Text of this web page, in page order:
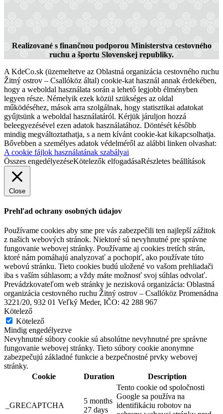
99 km,Városnézés
Realizované s finančnou podporou Ministerstva cestovného
ruchu a športu Slovenskej republiky.
A KdeCo.sk (üzemeltetve az Oblastná organizácia cestovného ruchu
Žitný ostrov – Csallóköz által) cookie-kat használ annak érdekében,
hogy a weboldal használata során a lehető legjobb élményben
legyen része. Némelyik ezek közül szükséges az oldal
működéséhez, mások arra szolgálnak, hogy statisztikai adatokat
gyűjtsünk a weboldal használatáról. Kérjük járuljon hozzá
beleegyezésével ezen adatok használatához. Döntését később
mindig megváltoztathatja, s a nem kívánt cookie-kat kikapcsolhatja.
Bővebben a személyes adatok védelméről az alábbi linken olvashat:
A cookie fájlok használatának szabályai
Összes engedélyezéseKötelezők elfogadásaRészletes beállítások
Close
Prehľad ochrany osobných údajov
Používame cookies aby sme pre vás zabezpečili ten najlepší zážitok
z našich webových stránok. Niektoré sú nevyhnutné pre správne
fungovanie webovej stránky. Používame aj cookies tretích strán,
ktoré nám pomáhajú analyzovať a pochopiť, ako používate túto
webovú stránku. Tieto cookies budú uložené vo vašom prehliadači
iba s vaším súhlasom; a vždy máte možnosť svoj súhlas odvolať.
Prevádzkovateľom web stránky je nezisková organizácia: Oblastná
organizácia cestovného ruchu Žitný ostrov – Csallóköz Promenádna
3221/20, 932 01 Veľký Meder, IČO: 42 288 967
Kötelező
Kötelező
Mindig engedélyezve
Nevyhnutné súbory cookie sú absolútne nevyhnutné pre správne
fungovanie webovej stránky. Tieto súbory cookie anonymne
zabezpečujú základné funkcie a bezpečnostné prvky webovej
stránky.
Cookie
Duration Description
_GRECAPTCHA
5 months
27 days
Tento cookie od spoločnosti
Google sa používa na
identifikáciu robotov na